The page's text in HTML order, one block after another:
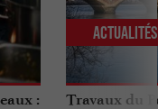
:
Travaux du
Actualités